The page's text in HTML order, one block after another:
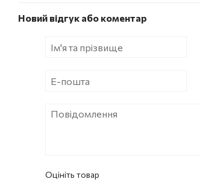
Новий відгук або коментар
Оцініть товар